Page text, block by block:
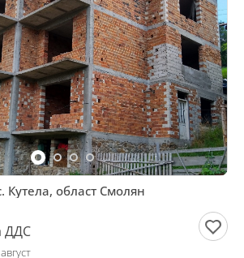
област Смолян
ДДС